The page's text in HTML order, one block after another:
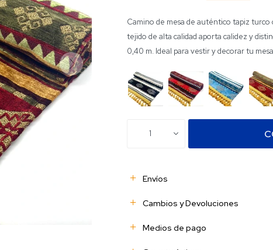
Camino de mesa de auténtico tapiz turco
tejido de alta calidad aporta calidez y
0,40 m. Ideal para vestir y decorar tu
1
Envíos
Cambios y Devoluciones
Medios de pago